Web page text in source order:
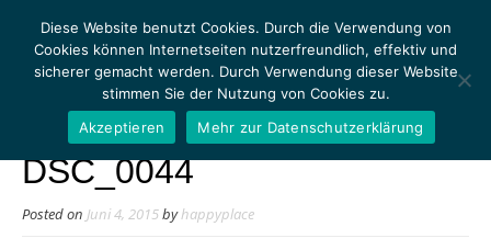
MENU
DSC_0044
Posted on Juni 4, 2015byhappyplace
Diese Website benutzt Cookies. Durch die Verwendung von
Cookies können Internetseiten nutzerfreundlich, effektiv und
sicherer gemacht werden. Durch Verwendung dieser Website
stimmen Sie der Nutzung von Cookies zu.
Akzeptieren
Mehr zur Datenschutzerklärung